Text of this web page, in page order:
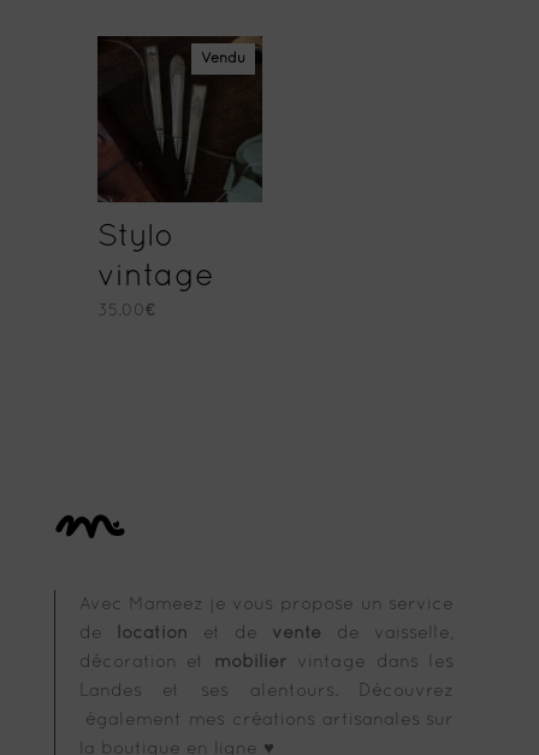
Vendu
Stylo
vintage
35.00€
Avec Mameez je vous propose un service
de
location et de vente
de vaisselle,
décoration et mobilier vintage dans les
Landes et ses alentours. Découvrez
également mes créations artisanales sur
la boutique en ligne ♥